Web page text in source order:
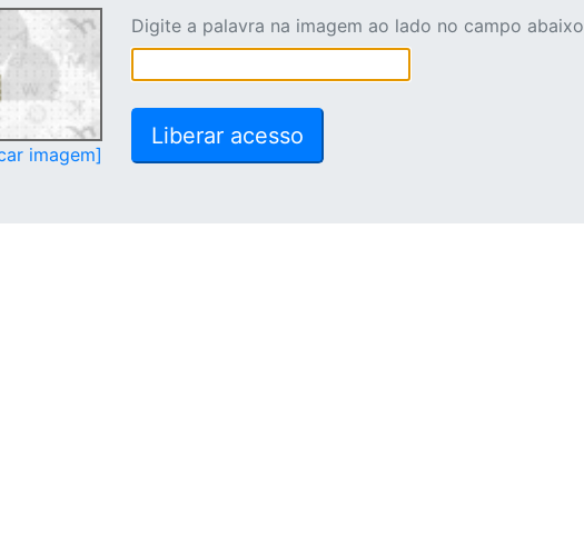
imagem]
Digite a palavra na imagem ao lado no campo abaixo